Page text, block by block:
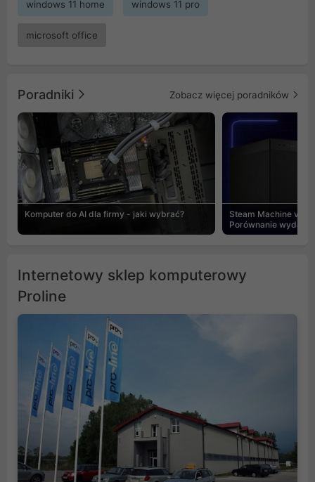
windows 11 home windows 11 pro
microsoft office
Poradniki Zobacz więcej poradników
Komputer do AI dla firmy - jaki wybrać?
Steam Machine vs
Porównanie
Internetowy sklep komputerowy
Proline